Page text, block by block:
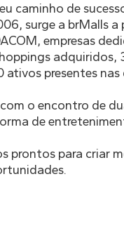
caminho de
surge a brMalls
empresas
adquiridos,
presentes nas
com o encontro de
de
prontos para criar